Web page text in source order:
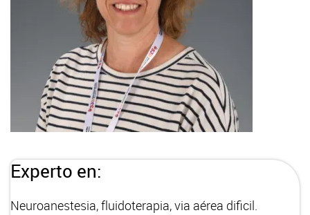
Experto en:
Neuroanestesia, fluidoterapia, via aérea dificil.